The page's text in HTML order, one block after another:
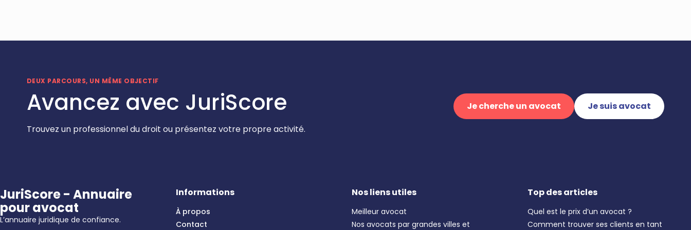
DEUX PARCOURS, UN MÊME OBJECTIF
Avancez avec JuriScore
Trouvez un professionnel du droit ou présentez votre propre activité.
Je cherche un avocat Je suis avocat
JuriScore - Annuaire
pour avocat
L’annuaire juridique de confiance.
Informations
À propos
Contact
Nos liens utiles
Meilleur avocat
Nos avocats par grandes villes et
Top des articles
Quel est le prix d’un avocat ?
Comment trouver ses clients en tant